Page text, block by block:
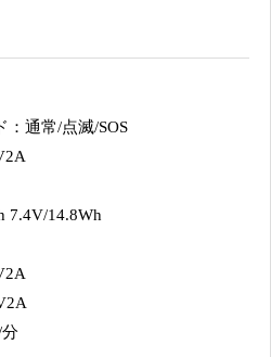
：通常/点滅/SOS
7.4V/14.8Wh